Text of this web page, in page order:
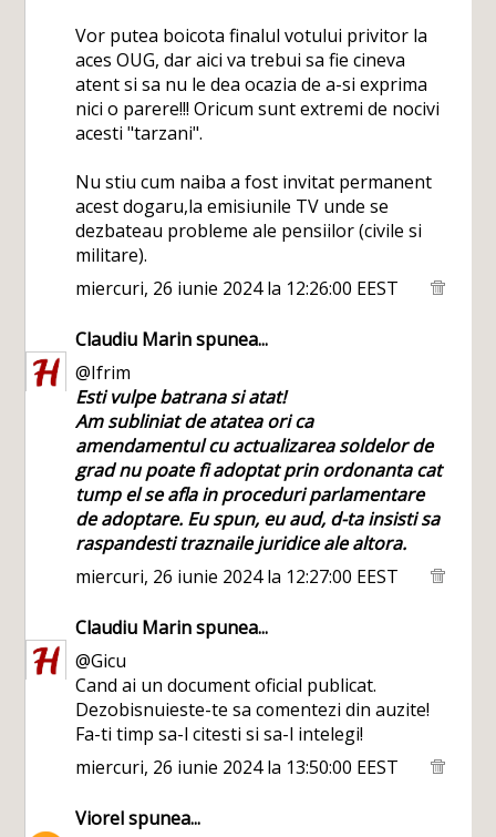
Vor putea boicota finalul votului privitor la
aces OUG, dar aici va trebui sa fie cineva
atent si sa nu le dea ocazia de a-si exprima
nici o parere!!! Oricum sunt extremi de nocivi
acesti "tarzani".
Nu stiu cum naiba a fost invitat permanent
acest dogaru,la emisiunile TV unde se
dezbateau probleme ale pensiilor (civile si
militare).
miercuri, 26 iunie 2024 la 12:26:00 EEST
Claudiu Marinspunea...
@Ifrim
Esti vulpe batrana si atat!
Am subliniat de atatea ori ca
amendamentul cu actualizarea soldelor de
grad nu poate fi adoptat prin ordonanta cat
tump el se afla in proceduri parlamentare
de adoptare. Eu spun, eu aud, d-ta insisti sa
raspandesti traznaile juridice ale altora.
miercuri, 26 iunie 2024 la 12:27:00 EEST
Claudiu Marinspunea...
@Gicu
Cand ai un document oficial publicat.
Dezobisnuieste-te sa comentezi din auzite!
Fa-ti timp sa-l citesti si sa-l intelegi!
miercuri, 26 iunie 2024 la 13:50:00 EEST
Viorelspunea...